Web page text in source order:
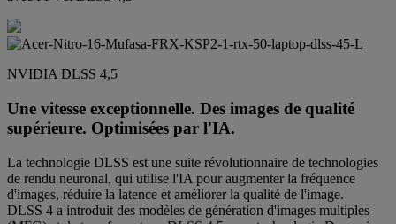
NVIDIA DLSS 4,5
Une vitesse exceptionnelle. Des images de qualité
supérieure. Optimisées par l'IA.
La technologie DLSS est une suite révolutionnaire de technologies
de rendu neuronal, qui utilise l'IA pour augmenter la fréquence
d'images, réduire la latence et améliorer la qualité de l'image.
DLSS 4 a introduit des modèles de génération d'images multiples